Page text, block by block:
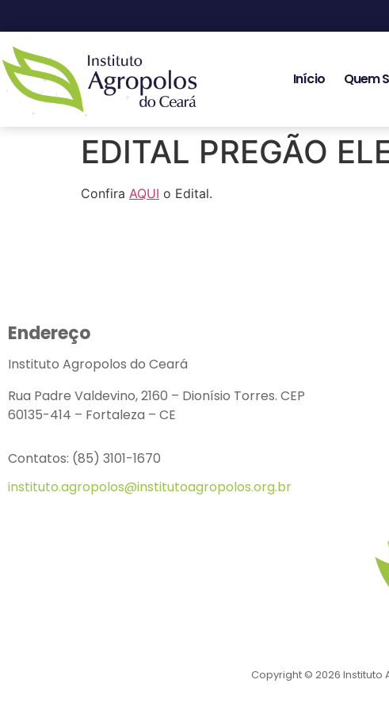
Início Quem
EDITAL PREGÃO
Confira AQUI o Edital.
Endereço
Instituto Agropolos do Ceará
Rua Padre Valdevino, 2160 – Dionísio Torres. CEP
60135-414 – Fortaleza – CE
Contatos: (85) 3101-1670
instituto.agropolos@institutoagropolos.org.br
Copyright © 2026 Instituto